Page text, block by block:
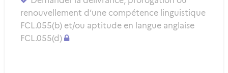
renouvellement d’une compétence linguistique
FCL.055(b) et/ou aptitude en langue anglaise
FCL.055(d)